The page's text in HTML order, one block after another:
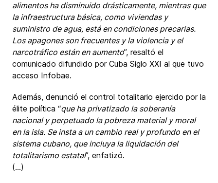
alimentos ha disminuido drásticamente, mientras que
la infraestructura básica, como viviendas y
suministro de agua, está en condiciones precarias.
Los apagones son frecuentes y la violencia y el
narcotráfico están en aumento”, resaltó el
comunicado difundido por Cuba Siglo XXI al que tuvo
acceso Infobae.
Además, denunció el control totalitario ejercido por la
élite política “que ha privatizado la soberanía
nacional y perpetuado la pobreza material y moral
en la isla. Se insta a un cambio real y profundo en el
sistema cubano, que incluya la liquidación del
totalitarismo estatal”, enfatizó.
(...)